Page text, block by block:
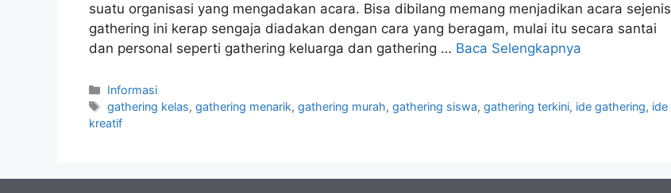
suatu organisasi yang mengadakan acara. Bisa dibilang memang menjadikan acara sejenis
gathering ini kerap sengaja diadakan dengan cara yang beragam, mulai itu secara santai
dan personal seperti gathering keluarga dan gathering … Baca Selengkapnya
Kategori
Informasi
Tag
gathering kelas,gathering menarik,gathering murah,gathering siswa,gathering terkini, ide gathering, ide
kreatif